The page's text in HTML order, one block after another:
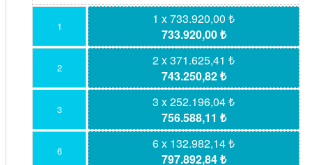
1
1 x 733.920,00 ₺
733.920,00 ₺
2
2 x 371.625,41 ₺
743.250,82 ₺
3
3 x 252.196,04 ₺
756.588,11 ₺
6
6 x 132.982,14 ₺
797.892,84 ₺